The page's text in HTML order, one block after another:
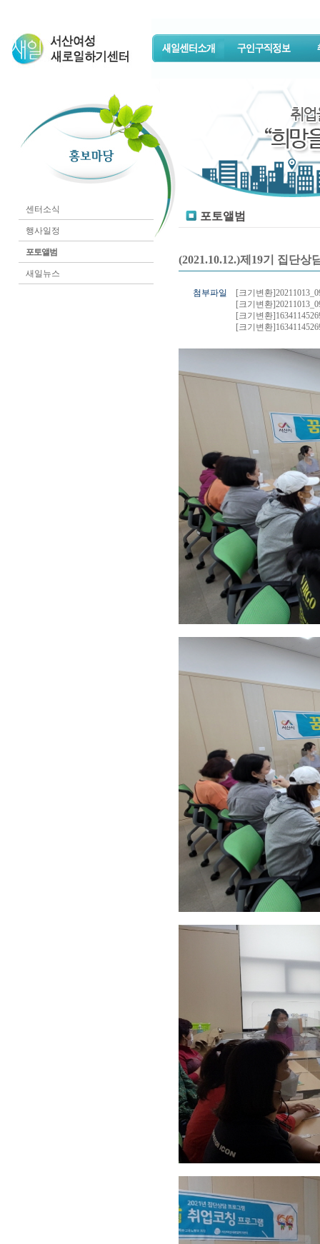
센터소식
행사일정
포토앨범
새일뉴스
포토앨범
(2021.10.12.)제19기 집단상
첨부파일
[크기변환
[크기변환
[크기변환
[크기변환